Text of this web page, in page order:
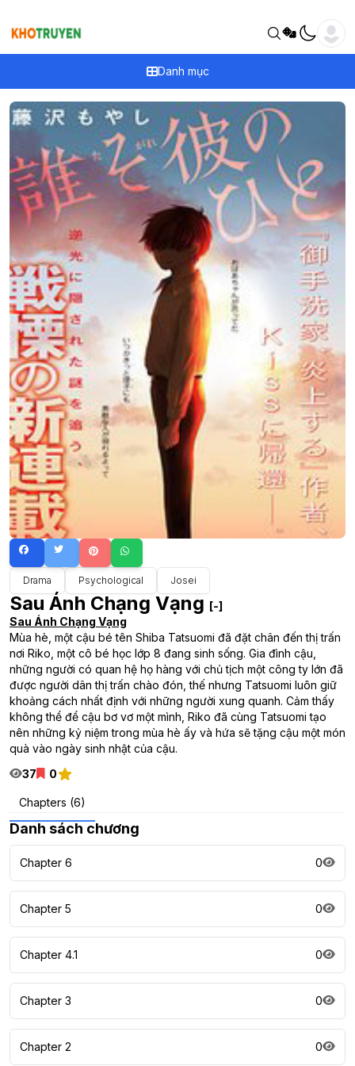
Danh mục
Drama Psychological Josei
Sau Ánh Chạng Vạng [-]
Sau Ánh Chạng Vạng
Mùa hè, một cậu bé tên Shiba Tatsuomi đã đặt chân đến thị trấn
nơi Riko, một cô bé học lớp 8 đang sinh sống. Gia đình cậu,
những người có quan hệ họ hàng với chủ tịch một công ty lớn đã
được người dân thị trấn chào đón, thế nhưng Tatsuomi luôn giữ
khoảng cách nhất định với những người xung quanh. Cảm thấy
không thể để cậu bơ vơ một mình, Riko đã cùng Tatsuomi tạo
nên những kỷ niệm trong mùa hè ấy và hứa sẽ tặng cậu một món
quà vào ngày sinh nhật của cậu.
37
0
Chapters (6)
Danh sách chương
Chapter 6 0
Chapter 5 0
Chapter 4.1 0
Chapter 3 0
Chapter 2 0